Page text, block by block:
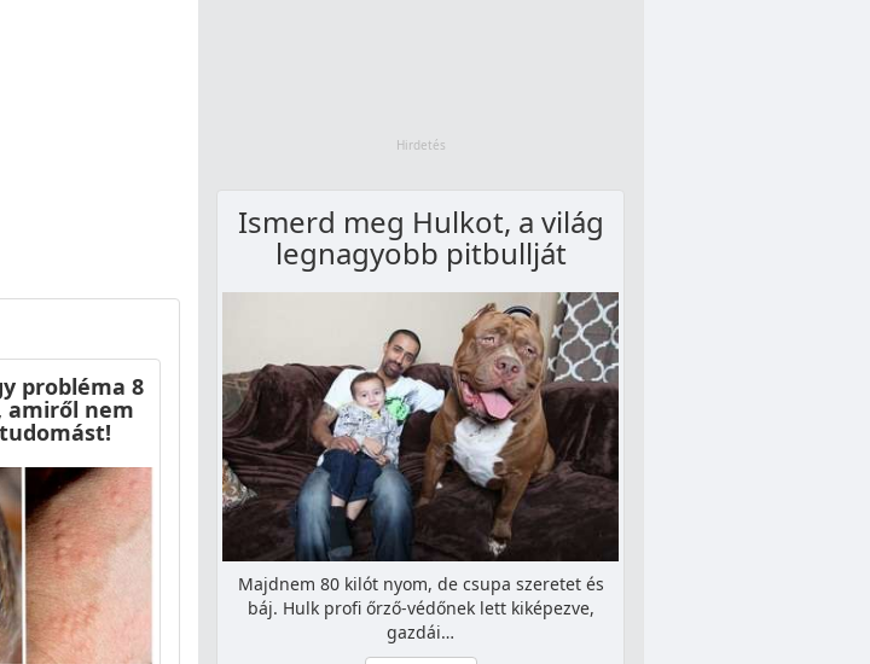
probléma 8
nem
Ismerd meg Hulkot, a világ
legnagyobb pitbullját
Majdnem 80 kilót nyom, de csupa szeretet és
báj. Hulk profi őrző-védőnek lett kiképezve,
gazdái…